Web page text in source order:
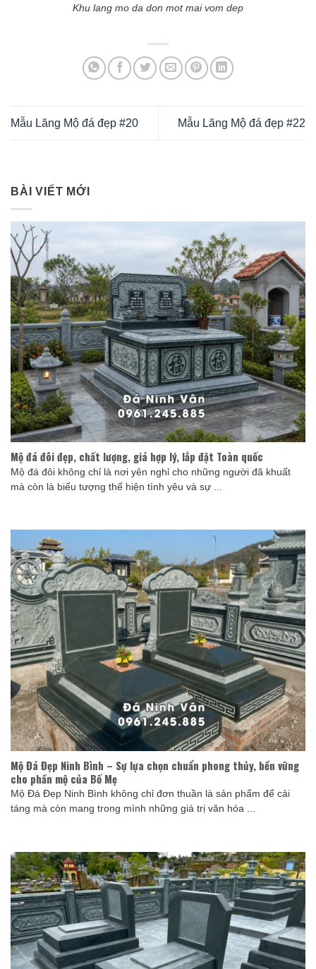
Khu lang mo da don mot mai vom dep
Mẫu Lăng Mộ đá đẹp #20 Mẫu Lăng Mộ đá đẹp #22
BÀI VIẾT MỚI
Mộ đá đôi đẹp, chất lượng, giá hợp lý, lắp đặt Toàn quốc
Mộ đá đôi không chỉ là nơi yên nghỉ cho những người đã khuất
mà còn là biểu tượng thể hiện tình yêu và sự ...
Mộ Đá Đẹp Ninh Bình – Sự lựa chọn chuẩn phong thủy, bền vững
cho phần mộ của Bố Mẹ
Mộ Đá Đẹp Ninh Bình không chỉ đơn thuần là sản phẩm để cải
táng mà còn mang trong mình những giá trị văn hóa ...